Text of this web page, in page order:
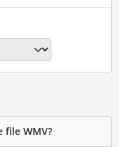
file WMV?